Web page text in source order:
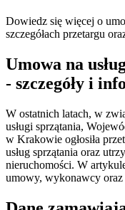
Dowiedz się więcej o
szczegółach przetargu
Umowa na
- szczegóły i
W ostatnich latach, w
usługi sprzątania,
w Krakowie ogłosiła
usług sprzątania oraz
nieruchomości. W
umowy, wykonawcy